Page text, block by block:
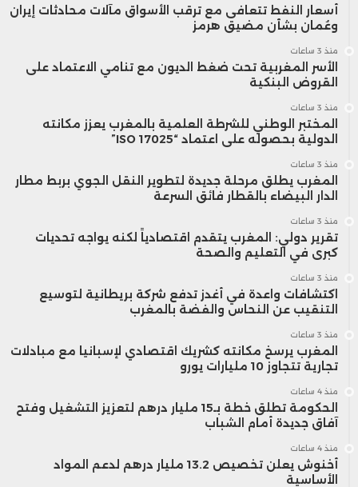
كما أظهرت بيانات مديرية الدراسات
والتوقعات المالية التابعة لوزارة
بنسبة 0.8 في المائة مع نهاية مارس
خلال الشهرين الأولين من السنة.
ويُعزى هذا الانخفاض أساساً إلى تراجع
المائة، إضافة إلى انخفاض إنتاج المكتب
الوطني للكهرباء والماء الصالح للشرب
بنسبة 6.2 في المائة، ما زاد من الاعتماد
على الاستيراد لتلبية الطلب المحلي.
في المقابل، ارتفع صافي الطلب على
أسعار النفط تتعافى مع ترقب الأسواق مآلات محادثات إيران
وعُمان بشأن مضيق هرمز
منذ 3 ساعات
الأسر المغربية تحت ضغط الديون مع تنامي الاعتماد على
القروض البنكية
منذ 3 ساعات
المختبر الوطني للشرطة العلمية بالمغرب يعزز مكانته
الدولية بحصوله على اعتماد “ISO 17025”
منذ 3 ساعات
المغرب يطلق مرحلة جديدة لتطوير النقل الجوي بربط مطار
الدار البيضاء بالقطار فائق السرعة
منذ 3 ساعات
تقرير دولي: المغرب يتقدم اقتصادياً لكنه يواجه تحديات
كبرى في التعليم والصحة
منذ 3 ساعات
اكتشافات واعدة في أغدز تدفع شركة بريطانية لتوسيع
التنقيب عن النحاس والفضة بالمغرب
منذ 3 ساعات
المغرب يرسخ مكانته كشريك اقتصادي لإسبانيا مع مبادلات
تجارية تتجاوز 10 مليارات يورو
منذ 4 ساعات
الحكومة تطلق خطة بـ15 مليار درهم لتعزيز التشغيل وفتح
آفاق جديدة أمام الشباب
منذ 4 ساعات
أخنوش يعلن تخصيص 13.2 مليار درهم لدعم المواد
الأساسية